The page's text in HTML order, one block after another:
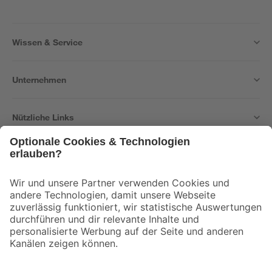
Wissen & Service
Unternehmen
Nützliche Links
Der toom Newsletter: Keine Angebote und Aktionen mehr verpassen!
Zur Newsletter Anmeldung
Folge uns